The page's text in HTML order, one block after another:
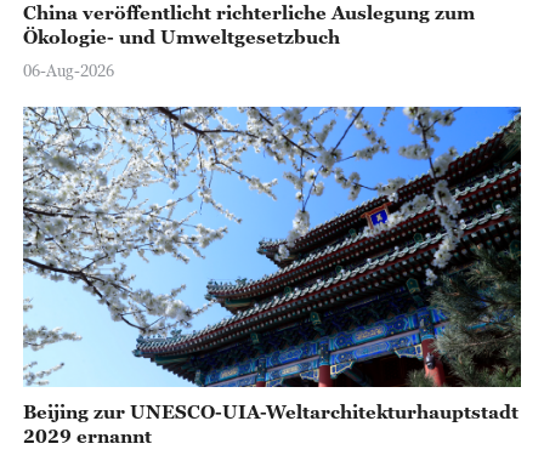
China veröffentlicht richterliche Auslegung zum
Ökologie- und Umweltgesetzbuch
06-Aug-2026
Beijing zur UNESCO-UIA-Weltarchitekturhauptstadt
2029 ernannt